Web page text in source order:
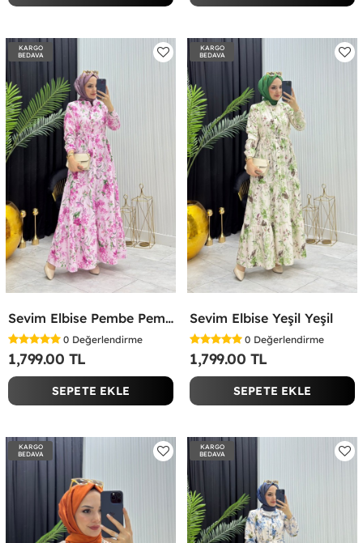
KARGO
BEDAVA
Sevim Elbise Pembe Pembe
0 Değerlendirme
1,799.00 TL
SEPETE EKLE
KARGO
BEDAVA
Sevim Elbise Yeşil Yeşil
0 Değerlendirme
1,799.00 TL
SEPETE EKLE
KARGO
BEDAVA
KARGO
BEDAVA